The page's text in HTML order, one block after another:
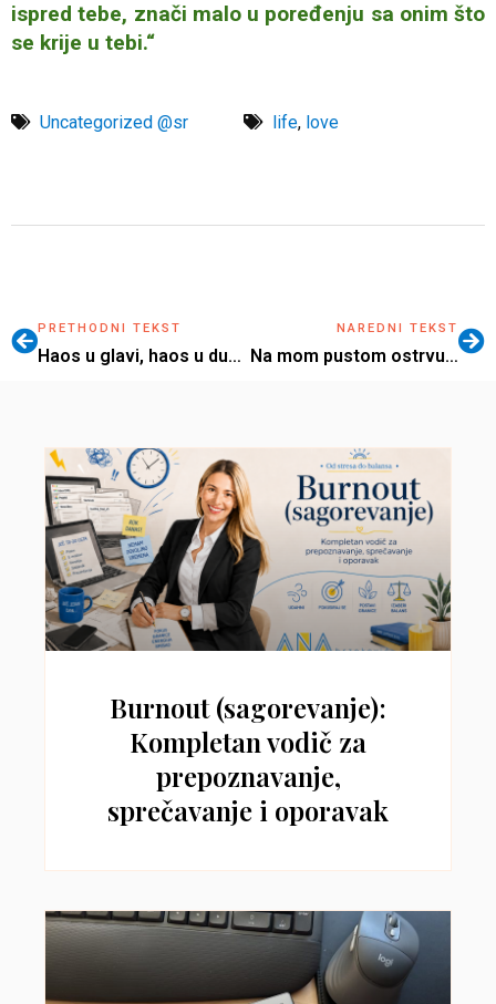
ispred tebe, znači malo u poređenju sa onim što
se krije u tebi.“
Uncategorized @sr life, love
PRETHODNI TEKST
Haos u glavi, haos u dusi…
NAREDNI TEKST
Na mom pustom ostrvu…
Burnout (sagorevanje):
Kompletan vodič za
prepoznavanje,
sprečavanje i oporavak